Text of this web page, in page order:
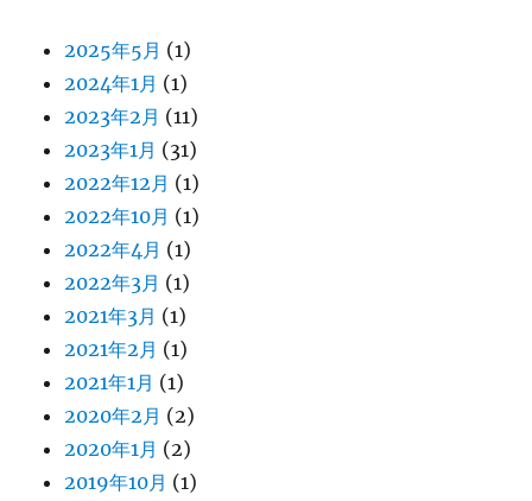
2025年5月 (1)
2024年1月 (1)
2023年2月 (11)
2023年1月 (31)
2022年12月 (1)
2022年10月 (1)
2022年4月 (1)
2022年3月 (1)
2021年3月 (1)
2021年2月 (1)
2021年1月 (1)
2020年2月 (2)
2020年1月 (2)
2019年10月 (1)